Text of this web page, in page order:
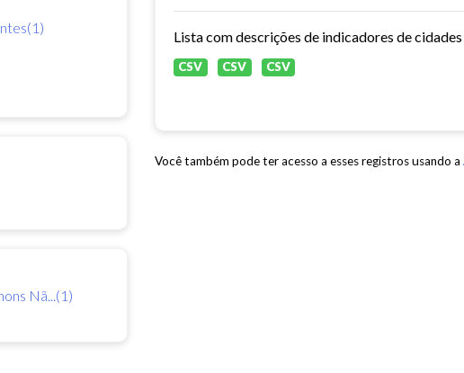
Nã...(1)
Lista com descrições de indicadores de
CSV CSV CSV
Você também pode ter acesso a esses registros usando a